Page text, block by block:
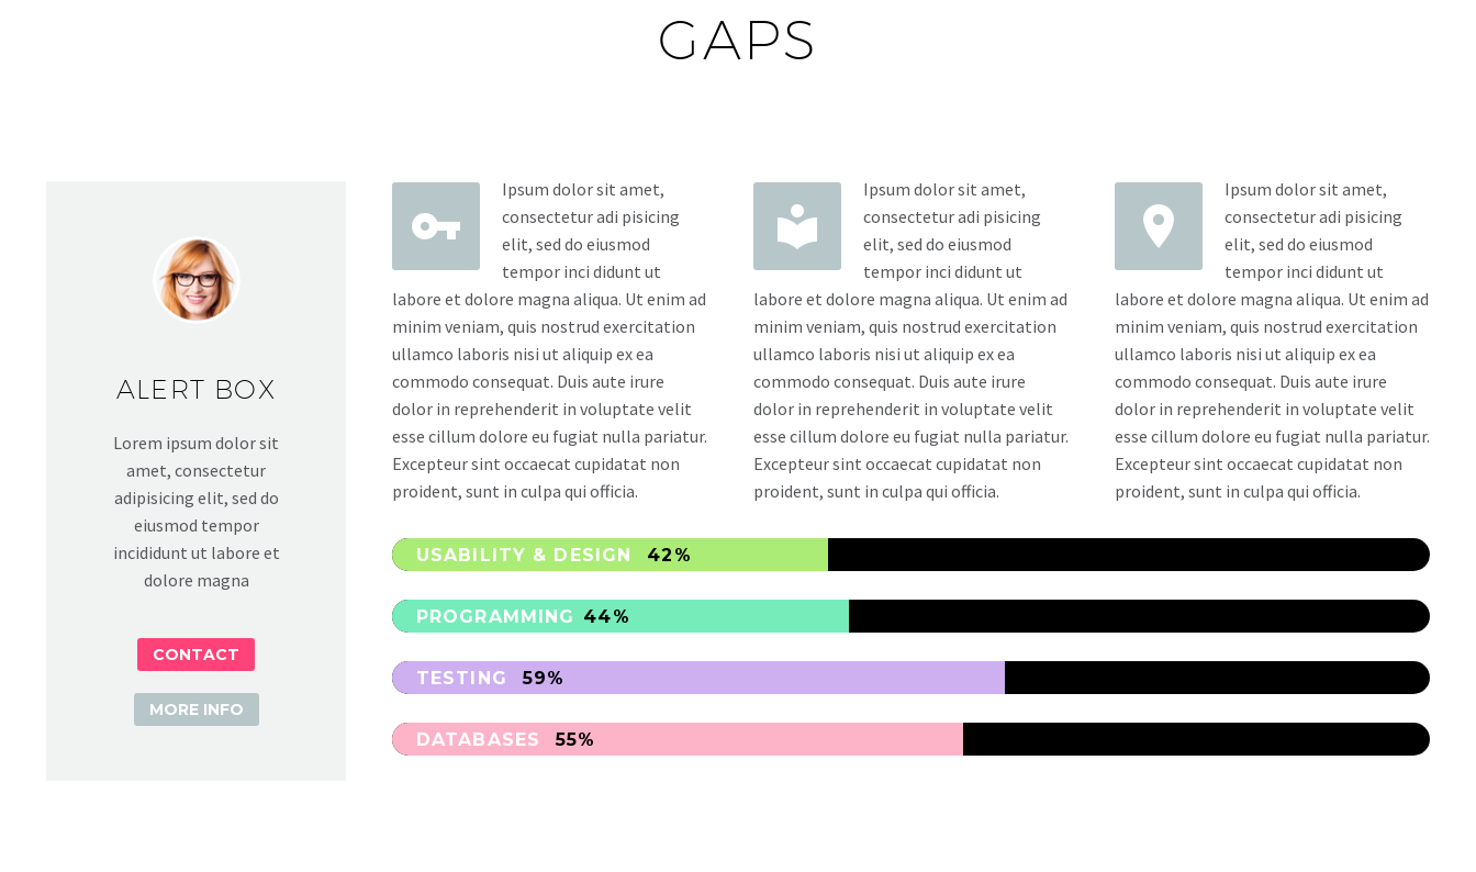
GAPS
ALERT BOX
Lorem ipsum dolor sit
amet, consectetur
adipisicing elit, sed do
eiusmod tempor
incididunt ut labore et
dolore magna
CONTACT
MORE INFO


Ipsum dolor sit amet,
consectetur adi pisicing
elit, sed do eiusmod
tempor inci didunt ut
labore et dolore magna aliqua. Ut enim ad
minim veniam, quis nostrud exercitation
ullamco laboris nisi ut aliquip ex ea
commodo consequat. Duis aute irure
dolor in reprehenderit in voluptate velit
esse cillum dolore eu fugiat nulla pariatur.
Excepteur sint occaecat cupidatat non
proident, sunt in culpa qui officia.


Ipsum dolor sit amet,
consectetur adi pisicing
elit, sed do eiusmod
tempor inci didunt ut
labore et dolore magna aliqua. Ut enim ad
minim veniam, quis nostrud exercitation
ullamco laboris nisi ut aliquip ex ea
commodo consequat. Duis aute irure
dolor in reprehenderit in voluptate velit
esse cillum dolore eu fugiat nulla pariatur.
Excepteur sint occaecat cupidatat non
proident, sunt in culpa qui officia.


Ipsum dolor sit amet,
consectetur adi pisicing
elit, sed do eiusmod
tempor inci didunt ut
labore et dolore magna aliqua. Ut enim ad
minim veniam, quis nostrud exercitation
ullamco laboris nisi ut aliquip ex ea
commodo consequat. Duis aute irure
dolor in reprehenderit in voluptate velit
esse cillum dolore eu fugiat nulla pariatur.
Excepteur sint occaecat cupidatat non
proident, sunt in culpa qui officia.
USABILITY & DESIGN 42%
PROGRAMMING 44%
TESTING 59%
DATABASES 55%